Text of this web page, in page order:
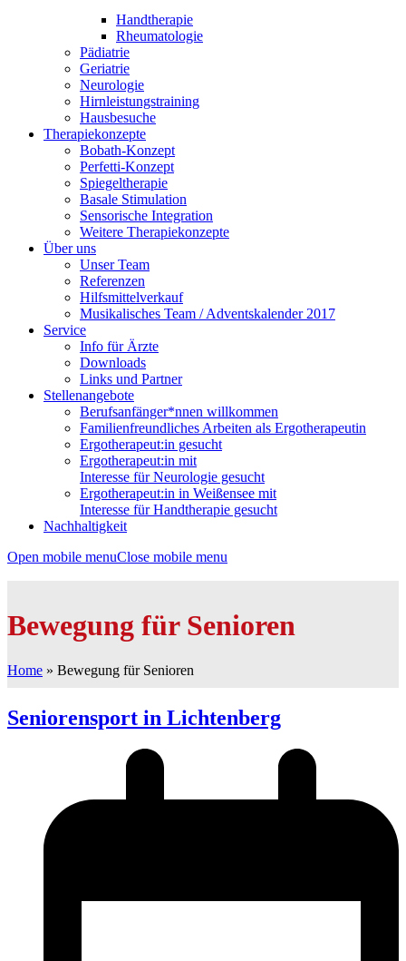
Handtherapie
Rheumatologie
Pädiatrie
Geriatrie
Neurologie
Hirnleistungstraining
Hausbesuche
Therapiekonzepte
Bobath-Konzept
Perfetti-Konzept
Spiegeltherapie
Basale Stimulation
Sensorische Integration
Weitere Therapiekonzepte
Über uns
Unser Team
Referenzen
Hilfsmittelverkauf
Musikalisches Team / Adventskalender 2017
Service
Info für Ärzte
Downloads
Links und Partner
Stellenangebote
Berufsanfänger*nnen willkommen
Familienfreundliches Arbeiten als Ergotherapeutin
Ergotherapeut:in gesucht
Ergotherapeut:in mit
Interesse für Neurologie gesucht
Ergotherapeut:in in Weißensee mit
Interesse für Handtherapie gesucht
Nachhaltigkeit
Open mobile menuClose mobile menu
Bewegung für Senioren
Home » Bewegung für Senioren
Seniorensport in Lichtenberg